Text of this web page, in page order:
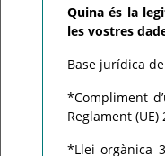
Quina és la
les vostres
Base jurídica
*Compliment
Reglament (UE)
*Llei orgànica